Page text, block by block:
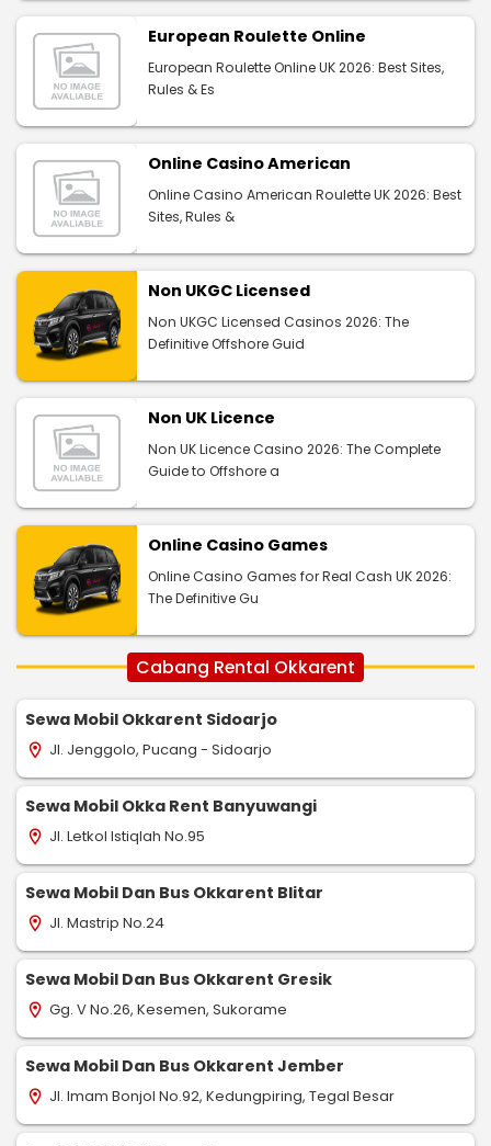
European Roulette Online
European Roulette Online UK 2026: Best Sites,
Rules & Es
Online Casino American
Online Casino American Roulette UK 2026: Best
Sites, Rules &
Non UKGC Licensed
Non UKGC Licensed Casinos 2026: The
Definitive Offshore Guid
Non UK Licence
Non UK Licence Casino 2026: The Complete
Guide to Offshore a
Online Casino Games
Online Casino Games for Real Cash UK 2026:
The Definitive Gu
Cabang Rental Okkarent
Sewa Mobil Okkarent Sidoarjo
location_on Jl. Jenggolo, Pucang - Sidoarjo
Sewa Mobil Okka Rent Banyuwangi
location_on Jl. Letkol Istiqlah No.95
Sewa Mobil Dan Bus Okkarent Blitar
location_on Jl. Mastrip No.24
Sewa Mobil Dan Bus Okkarent Gresik
location_on Gg. V No.26, Kesemen, Sukorame
Sewa Mobil Dan Bus Okkarent Jember
location_on Jl. Imam Bonjol No.92, Kedungpiring, Tegal Besar